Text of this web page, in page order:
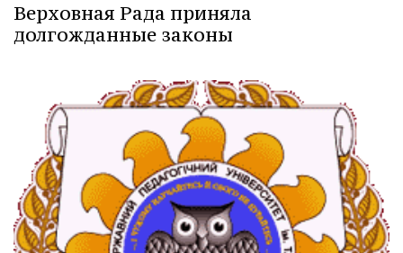
Верховная Рада приняла
долгожданные законы